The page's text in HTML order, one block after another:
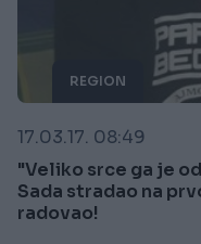
REGION
17.03.17. 08:49
"Veliko srce ga je
Sada stradao na
radovao!